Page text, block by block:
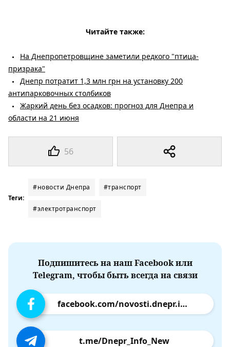
56
Читайте также:
На Днепропетровщине заметили редкого "птица-
призрака"
Днепр потратит 1,3 млн грн на установку 200
антипарковочных столбиков
Жаркий день без осадков: прогноз для Днепра и
области на 21 июня
Теги:
#новости Днепра #транспорт
#электротранспорт
Подпишитесь на наш Facebook или
Telegram, чтобы быть всегда на связи
facebook.com/novosti.dnepr.info
t.me/Dnepr_Info_New